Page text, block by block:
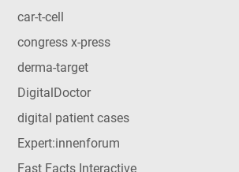
car-t-cell
congress x-press
derma-target
DigitalDoctor
digital patient cases
Expert:innenforum
Fast Facts Interactive